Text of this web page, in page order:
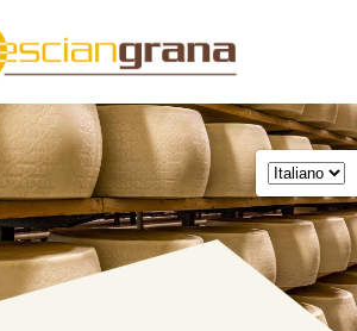
to
content